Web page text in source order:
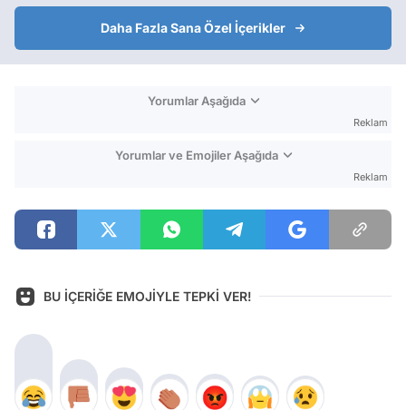
Daha Fazla Sana Özel İçerikler
Yorumlar Aşağıda
Reklam
Yorumlar ve Emojiler Aşağıda
Reklam
BU İÇERİĞE EMOJİYLE TEPKİ VER!